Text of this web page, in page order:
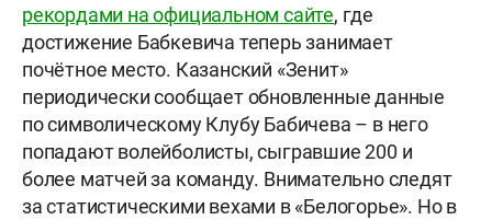
рекордами на официальном сайте, где
достижение Бабкевича теперь занимает
почётное место. Казанский «Зенит»
периодически сообщает обновленные данные
по символическому Клубу Бабичева – в него
попадают волейболисты, сыгравшие 200 и
более матчей за команду. Внимательно следят
за статистическими вехами в «Белогорье». Но в